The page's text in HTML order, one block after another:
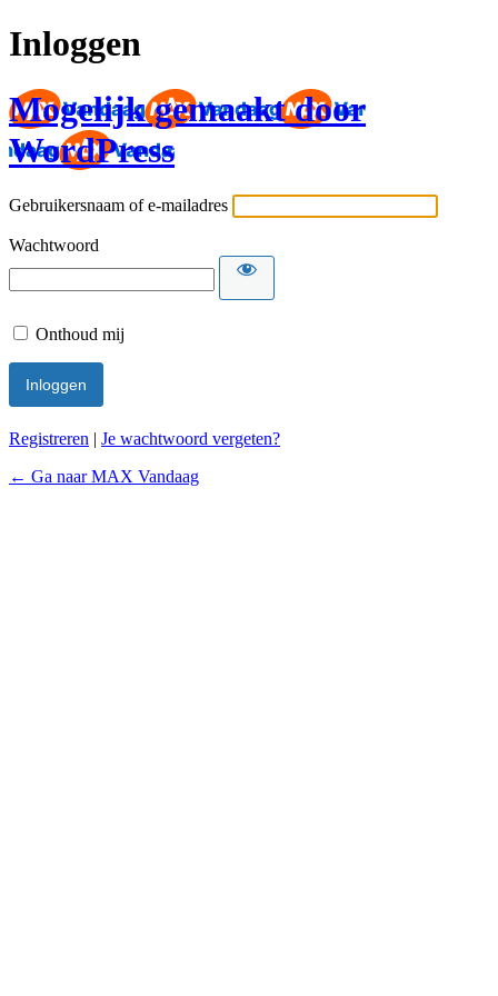
Inloggen
Mogelijk gemaakt door
WordPress
Gebruikersnaam of e-mailadres
Wachtwoord
Onthoud mij
Registreren | Je wachtwoord vergeten?
← Ga naar MAX Vandaag